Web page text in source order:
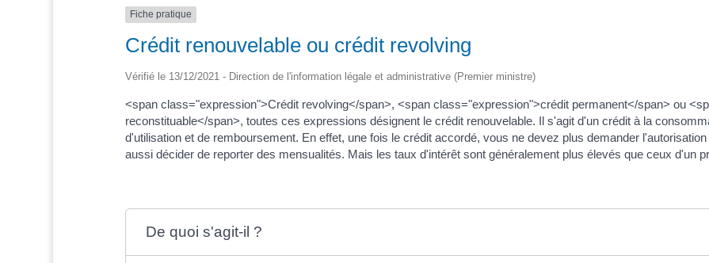
Fiche pratique
Crédit renouvelable ou crédit revolving
Vérifié le 13/12/2021 - Direction de l'information légale et administrative (Premier ministre)
<span class="expression">Crédit revolving</span>, <span class="expression">crédit permanent</span> ou
reconstituable</span>, toutes ces expressions désignent le crédit renouvelable. Il s'agit d'un crédit à la
d'utilisation et de remboursement. En effet, une fois le crédit accordé, vous ne devez plus demander
aussi décider de reporter des mensualités. Mais les taux d'intérêt sont généralement plus élevés que ceux d'un
De quoi s'agit-il ?